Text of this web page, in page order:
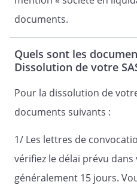
notre Société qui se
, à l'effet de délibérer
suivant :
- pouvoir pour les
documents.
Quels sont les
Dissolution de votre
Pour la dissolution de
documents suivants :
1/ Les lettres de
vérifiez le délai prévu dans
généralement 15 jours.